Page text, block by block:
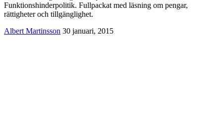
Funktionshinderpolitik. Fullpackat med läsning om pengar,
rättigheter och tillgänglighet.
Albert Martinsson 30 januari, 2015